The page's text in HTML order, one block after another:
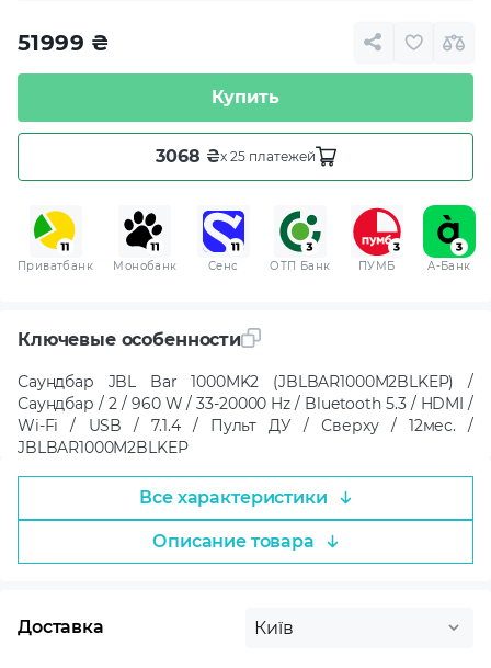
51999 ₴
Купить
3068 ₴x 25 платежей
Приватбанк Монобанк Сенс ОТП Банк ПУМБ A-Банк
Ключевые особенности
Саундбар JBL Bar 1000MK2 (JBLBAR1000M2BLKEP) /
Саундбар / 2 / 960 W / 33-20000 Hz / Bluetooth 5.3 / HDMI /
Wi-Fi / USB / 7.1.4 / Пульт ДУ / Сверху / 12мес. /
JBLBAR1000M2BLKEP
Все характеристики
Описание товара
Доставка Київ